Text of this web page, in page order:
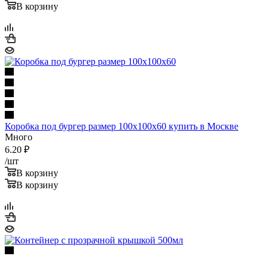
В корзину
Коробка под бургер размер 100х100х60 купить в Москве
Много
6.20 ₽
/шт
В корзину
В корзину